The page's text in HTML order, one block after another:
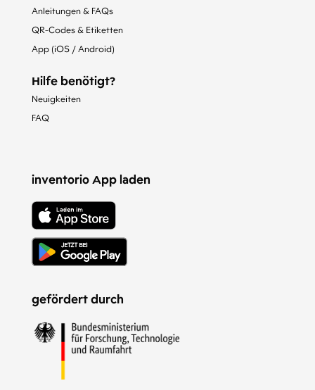
Anleitungen & FAQs
QR-Codes & Etiketten
App (iOS / Android)
Hilfe benötigt?
Neuigkeiten
FAQ
inventorio App laden
gefördert durch